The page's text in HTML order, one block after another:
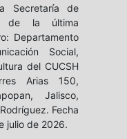
Secretaría de
de la última
Departamento
Social,
del CUCSH
Arias 150,
Jalisco,
Fecha
julio de 2026.